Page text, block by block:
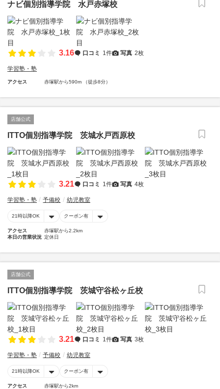
ナビ個別指導学院 水戸赤塚校
3.16 口コミ 1件 写真 2枚
学習塾・塾
アクセス 赤塚駅から590m （徒歩8分）
店舗公式
ITTO個別指導学院 茨城水戸西原校
3.21 口コミ 1件 写真 4枚
学習塾・塾 予備校 幼児教室
21時以降OK クーポン有
アクセス
赤塚駅から2.2km
本日の営業状況 定休日
店舗公式
ITTO個別指導学院 茨城守谷松ヶ丘校
3.21 口コミ 1件 写真 3枚
学習塾・塾 予備校 幼児教室
21時以降OK クーポン有
アクセス
赤塚駅から2km